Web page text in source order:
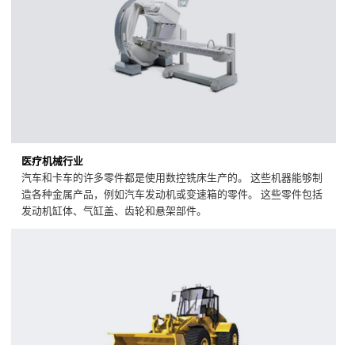
医疗机械行业
汽车和卡车的许多零件都是使用数控铣床生产的。 这些机器能够制
造各种金属产品，例如汽车发动机或变速箱的零件。 这些零件包括
发动机缸体、气缸盖、齿轮和悬架部件。